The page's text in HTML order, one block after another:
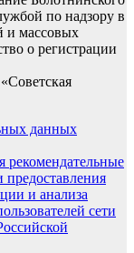
по надзору в
и массовых
о регистрации
данных
и анализа
сети